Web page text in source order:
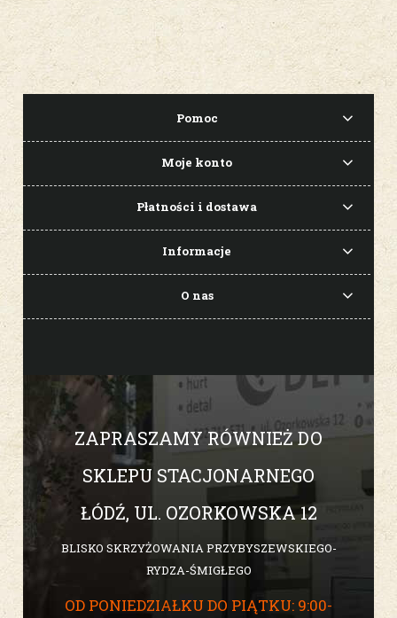
Pomoc
Moje konto
Płatności i dostawa
Informacje
O nas
ZAPRASZAMY RÓWNIEŻ DO
SKLEPU STACJONARNEGO
ŁÓDŹ, UL. OZORKOWSKA 12
BLISKO SKRZYŻOWANIA PRZYBYSZEWSKIEGO-
RYDZA-ŚMIGŁEGO
OD PONIEDZIAŁKU DO PIĄTKU: 9:00-